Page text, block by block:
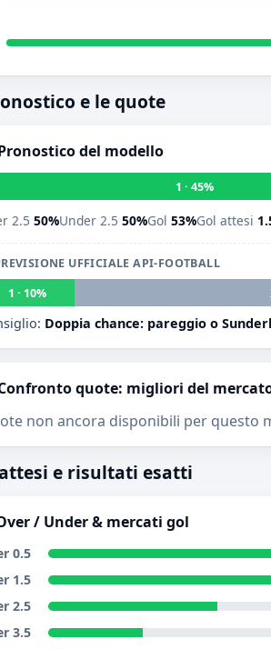
e le quote
del modello
1 · 45%
2.5 50%Under 2.5 50%Gol 53%Gol attesi
UFFICIALE API-FOOTBALL
1 · 10%
Doppia chance: pareggio o
quote: migliori del
non ancora disponibili per questo
e risultati esatti
/ Under & mercati gol
0.5
1.5
2.5
3.5